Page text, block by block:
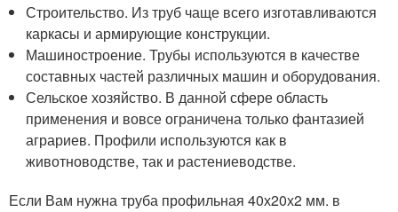
Строительство. Из труб чаще всего изготавливаются
каркасы и армирующие конструкции.
Машиностроение. Трубы используются в качестве
составных частей различных машин и оборудования.
Сельское хозяйство. В данной сфере область
применения и вовсе ограничена только фантазией
аграриев. Профили используются как в
животноводстве, так и растениеводстве.
Если Вам нужна труба профильная 40х20х2 мм. в